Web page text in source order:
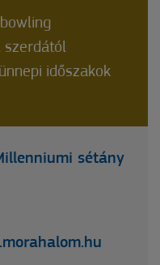
szerdától
időszakok
sétány